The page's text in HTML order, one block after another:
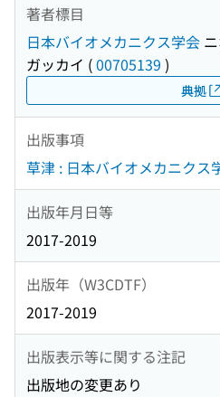
著者標目
日本バイオメカニクス学会
ガッカイ (00705139 )
典拠
出版事項
草津 : 日本バイオメカニクス
出版年月日等
2017-2019
出版年（W3CDTF）
2017-2019
出版表示等に関する注記
出版地の変更あり